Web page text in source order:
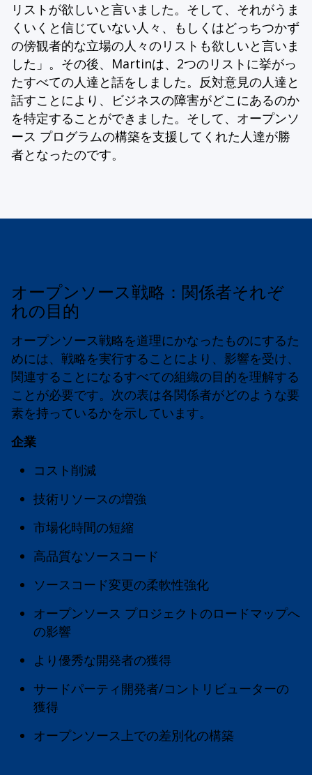
リストが欲しいと言いました。そして、それがうま
くいくと信じていない人々、もしくはどっちつかず
の傍観者的な立場の人々のリストも欲しいと言いま
した」。その後、Martinは、2つのリストに挙がっ
たすべての人達と話をしました。反対意見の人達と
話すことにより、ビジネスの障害がどこにあるのか
を特定することができました。そして、オープンソ
ース プログラムの構築を支援してくれた人達が勝
者となったのです。
オープンソース戦略：関係者それぞ
れの目的
オープンソース戦略を道理にかなったものにするた
めには、戦略を実行することにより、影響を受け、
関連することになるすべての組織の目的を理解する
ことが必要です。次の表は各関係者がどのような要
素を持っているかを示しています。
企業
コスト削減
技術リソースの増強
市場化時間の短縮
高品質なソースコード
ソースコード変更の柔軟性強化
オープンソース プロジェクトのロードマップへ
の影響
より優秀な開発者の獲得
サードパーティ開発者/コントリビューターの
獲得
オープンソース上での差別化の構築